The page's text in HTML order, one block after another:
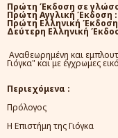
Πρώτη Έκδοση σε
Πρώτη Αγγλική Έκδοση :
Πρώτη Ελληνική Έκδοση
Δεύτερη Ελληνική
Αναθεωρημένη και
Γιόγκα" και με έγχρωμες
Περιεχόμενα :
Πρόλογος
Η Επιστήμη της Γιόγκα